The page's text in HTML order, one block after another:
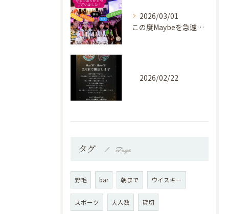
2026/03/01
この度Maybeを急遽ですが！⁡
2026/02/22
タグ Tags
野毛 bar 朝まで ウイスキー
スポーツ 大人数 貸切